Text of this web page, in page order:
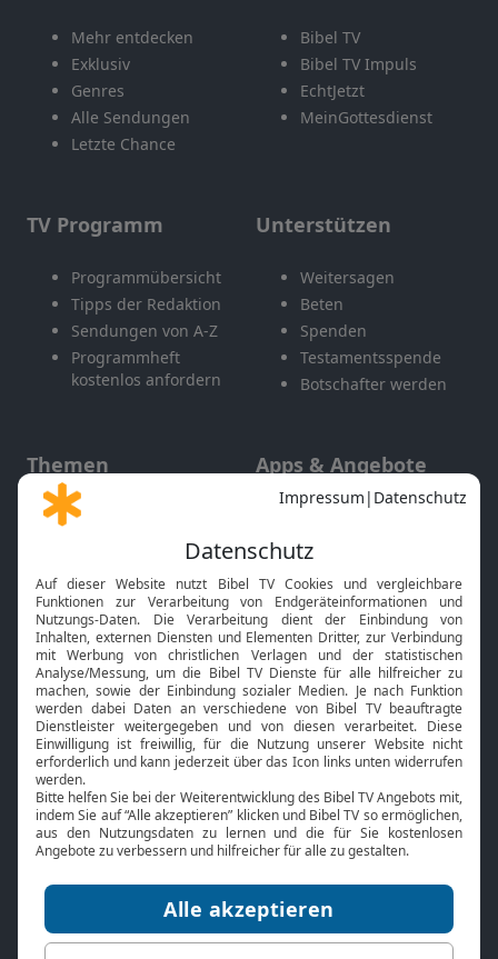
Mehr entdecken
Exklusiv
Genres
Alle Sendungen
Letzte Chance
Bibel TV
Bibel TV Impuls
EchtJetzt
MeinGottesdienst
TV Programm
Programmübersicht
Tipps der Redaktion
Sendungen von A-Z
Programmheft
kostenlos anfordern
Unterstützen
Weitersagen
Beten
Spenden
Testamentsspende
Botschafter werden
Themen
Gott und Bibel erklärt
Neuigkeiten
Apps & Angebote
Mobile App
Smart TV
HbbTV
Bibelthek Online-Bibel
Nächster Gottesdienst
Bibel TV
Über uns
Jobs
Mediadaten
Service
Kontakt
TV-Empfang